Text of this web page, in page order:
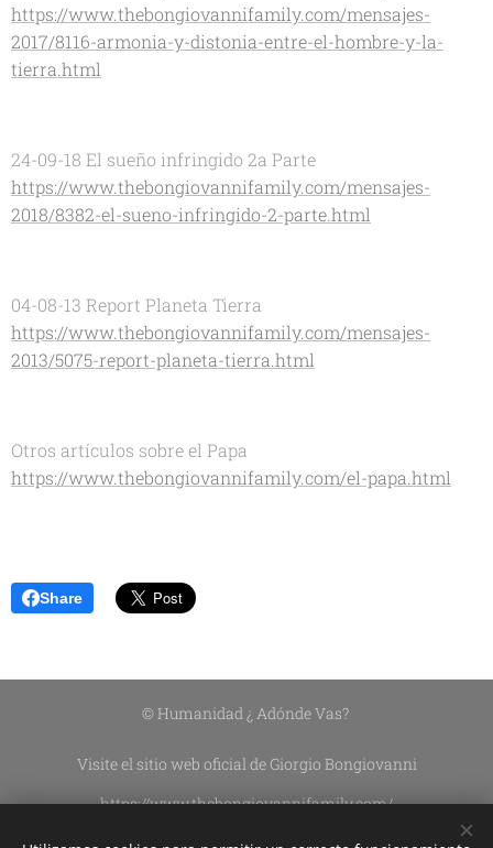
https://www.thebongiovannifamily.com/mensajes-
2017/8116-armonia-y-distonia-entre-el-hombre-y-la-
tierra.html
24-09-18 El sueño infringido 2a Parte
https://www.thebongiovannifamily.com/mensajes-
2018/8382-el-sueno-infringido-2-parte.html
04-08-13 Report Planeta Tierra
https://www.thebongiovannifamily.com/mensajes-
2013/5075-report-planeta-tierra.html
Otros artículos sobre el Papa
https://www.thebongiovannifamily.com/el-papa.html
Share
© Humanidad ¿ Adónde Vas?
Visite el sitio web oficial de Giorgio Bongiovanni
https://www.thebongiovannifamily.com/